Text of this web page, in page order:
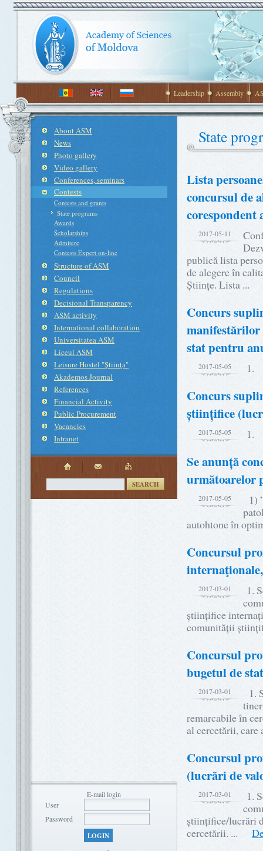
Leadership Assembly
About ASM
News
Photo gallery
Video gallery
Conferences, seminars
Contests
Contests and grants
State programs
Awards
Scholarships
Admitere
Contests Expert on-line
Structure of ASM
Council
Regulations
Decisional Transparency
ASM activity
International collaboration
Universitatea ASM
Liceul ASM
Leisure Hostel "Ştiinţa"
Akademos Journal
References
Financial Activity
Public Procurement
Vacancies
Intranet
SEARCH
E-mail login
User
Password
LOGIN
State
Lista
concursul de
corespondent
2017-05-11
publică lista
de alegere în
Științe. Lista ...
Concurs
stat pentru
2017-05-05
Concurs
științifice
2017-05-05
Se anunță
următoarelor
2017-05-05
1)
autohtone în
Concursul
2017-03-01
1.
științifice
comunității
Concursul
bugetul de
2017-03-01
1.
remarcabile în
al cercetării,
Concursul
(lucrări de
2017-03-01
1.
științifice/lucrări
cercetării. ...